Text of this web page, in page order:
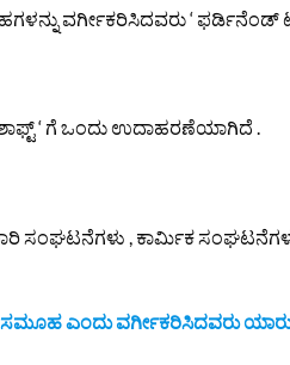
ವರ್ಗೀಕರಿಸಿದವರು ‘
‘ ಗೆ ಒಂದು ಉದಾಹರಣೆಯಾಗಿದೆ .
ಸಂಘಟನೆಗಳು , ಕಾರ್ಮಿಕ
ಸಮೂಹ ಎಂದು ವರ್ಗೀಕರಿಸಿದವರು